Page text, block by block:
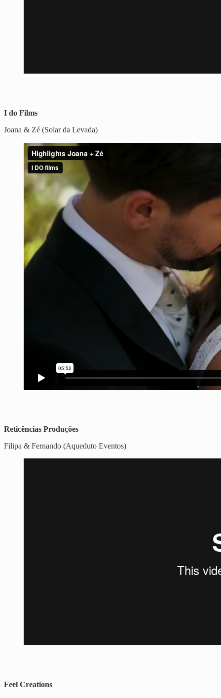
I do Films
Joana & Zé (Solar da Levada)
Reticências Produções
Filipa & Fernando (Aqueduto Eventos)
Feel Creations